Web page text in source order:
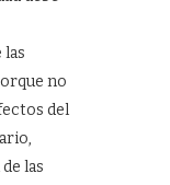
las
no
del
las